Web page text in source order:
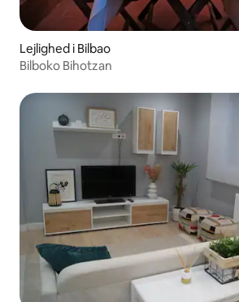
Lejlighed i Bilbao
Bilboko Bihotzan